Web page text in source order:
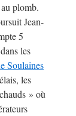
plomb.
Jean-
5
les
Soulaines
les
» où